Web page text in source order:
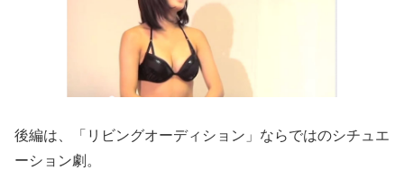
後編は、「リビングオーディション」ならではのシチュエ
ーション劇。